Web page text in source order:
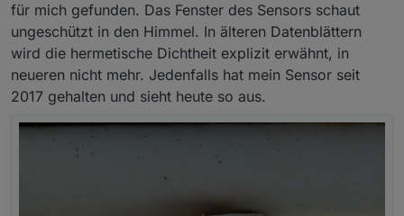
für mich gefunden. Das Fenster des Sensors schaut
ungeschützt in den Himmel. In älteren Datenblättern
wird die hermetische Dichtheit explizit erwähnt, in
neueren nicht mehr. Jedenfalls hat mein Sensor seit
2017 gehalten und sieht heute so aus.